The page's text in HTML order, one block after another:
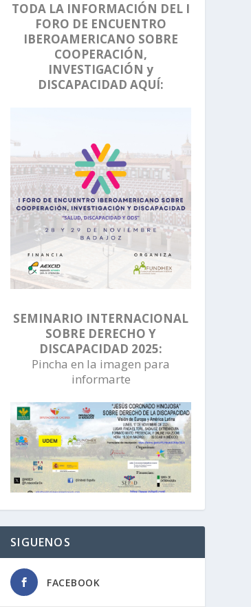
TODA LA INFORMACIÓN DEL I
FORO DE ENCUENTRO
IBEROAMERICANO SOBRE
COOPERACIÓN,
INVESTIGACIÓN y
DISCAPACIDAD AQUÍ:
SEMINARIO INTERNACIONAL
SOBRE DERECHO Y
DISCAPACIDAD 2025:
Pincha en la imagen para
informarte
SIGUENOS
FACEBOOK